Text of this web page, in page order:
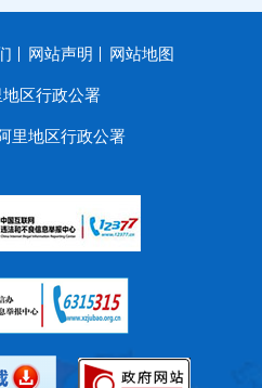
网站声明 网站地图
区行政公署
里地区行政公署